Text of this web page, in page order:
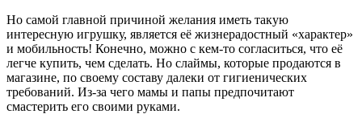
Но самой главной причиной желания иметь такую
интересную игрушку, является её жизнерадостный «характер»
и мобильность! Конечно, можно с кем-то согласиться, что её
легче купить, чем сделать. Но слаймы, которые продаются в
магазине, по своему составу далеки от гигиенических
требований. Из-за чего мамы и папы предпочитают
смастерить его своими руками.